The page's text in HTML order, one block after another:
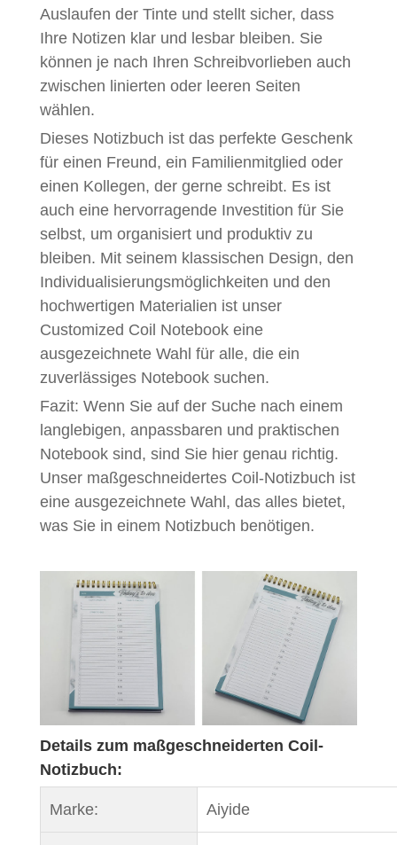
Auslaufen der Tinte und stellt sicher, dass
Ihre Notizen klar und lesbar bleiben. Sie
können je nach Ihren Schreibvorlieben auch
zwischen linierten oder leeren Seiten
wählen.
Dieses Notizbuch ist das perfekte Geschenk
für einen Freund, ein Familienmitglied oder
einen Kollegen, der gerne schreibt. Es ist
auch eine hervorragende Investition für Sie
selbst, um organisiert und produktiv zu
bleiben. Mit seinem klassischen Design, den
Individualisierungsmöglichkeiten und den
hochwertigen Materialien ist unser
Customized Coil Notebook eine
ausgezeichnete Wahl für alle, die ein
zuverlässiges Notebook suchen.
Fazit: Wenn Sie auf der Suche nach einem
langlebigen, anpassbaren und praktischen
Notebook sind, sind Sie hier genau richtig.
Unser maßgeschneidertes Coil-Notizbuch ist
eine ausgezeichnete Wahl, das alles bietet,
was Sie in einem Notizbuch benötigen.
Details zum maßgeschneiderten Coil-
Notizbuch:
Marke: Aiyide